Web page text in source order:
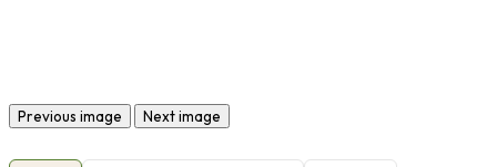
Previous image Next image